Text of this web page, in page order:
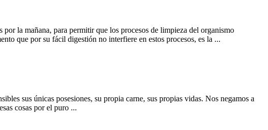
la mañana, para permitir que los procesos de limpieza del organismo
que por su fácil digestión no interfiere en estos procesos, es la ...
sus únicas posesiones, su propia carne, sus propias vidas. Nos negamos a
cosas por el puro ...